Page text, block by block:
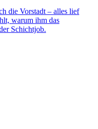
die Vorstadt – alles lief
warum ihm das
Schichtjob.